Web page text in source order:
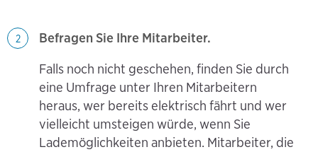
2
Befragen Sie Ihre Mitarbeiter.
Falls noch nicht geschehen, finden Sie durch
eine Umfrage unter Ihren Mitarbeitern
heraus, wer bereits elektrisch fährt und wer
vielleicht umsteigen würde, wenn Sie
Lademöglichkeiten anbieten. Mitarbeiter, die